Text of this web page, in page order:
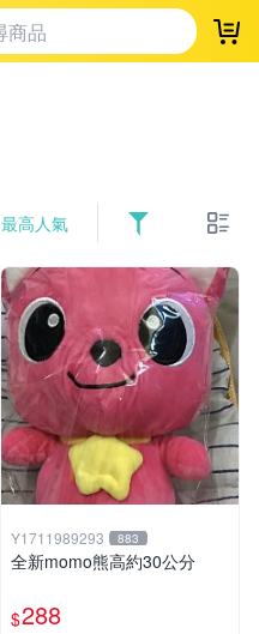
登
最高人氣
Y1711989293 883
全新momo熊高約30公分
$288